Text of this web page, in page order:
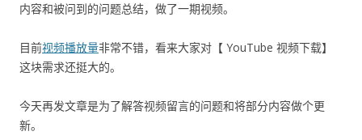
内容和被问到的问题总结，做了一期视频。
目前视频播放量非常不错，看来大家对【 YouTube 视频下载】
这块需求还挺大的。
今天再发文章是为了解答视频留言的问题和将部分内容做个更
新。